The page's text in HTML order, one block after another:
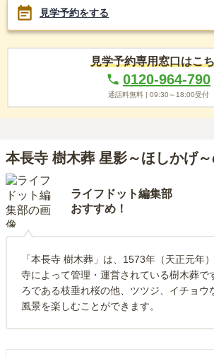
見学予約をする
見学予約専用窓口はこ
0120-964-790
通話料無料 | 09:30～18:00受付
本長寺 樹木葬 星影～ほしかげ
ライフドット編集部
おすすめ！
「本長寺 樹木葬」は、1573年（天正元年
寺によって管理・運営されている樹木葬で
ろである枝垂れ桜の他、ツツジ、イチョウ
風景を楽しむことができます。